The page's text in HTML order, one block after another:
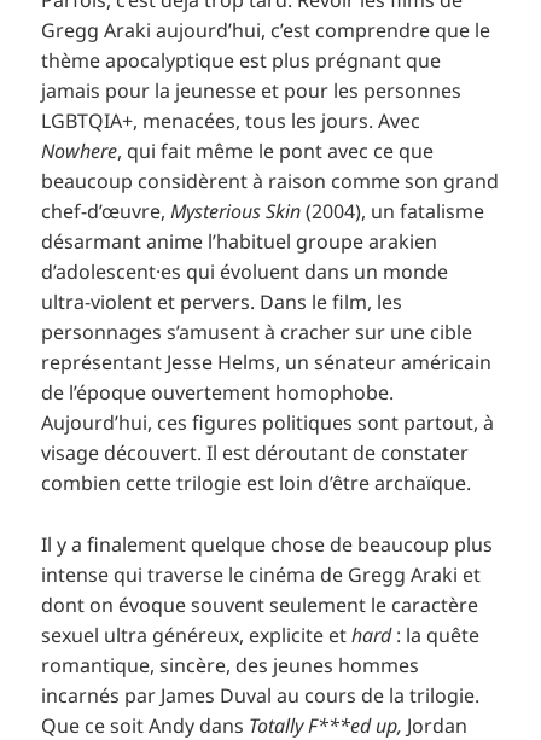
Gregg Araki aujourd’hui, c’est comprendre que le
thème apocalyptique est plus prégnant que
jamais pour la jeunesse et pour les personnes
LGBTQIA+, menacées, tous les jours. Avec
Nowhere, qui fait même le pont avec ce que
beaucoup considèrent à raison comme son grand
chef-d’œuvre,Mysterious Skin(2004), un fatalisme
désarmant anime l’habituel groupe arakien
d’adolescent·es qui évoluent dans un monde
ultra-violent et pervers. Dans le film, les
personnages s’amusent à cracher sur une cible
représentant Jesse Helms, un sénateur américain
de l’époque ouvertement homophobe.
Aujourd’hui, ces figures politiques sont partout, à
visage découvert. Il est déroutant de constater
combien cette trilogie est loin d’être archaïque.
Il y a finalement quelque chose de beaucoup plus
intense qui traverse le cinéma de Gregg Araki et
dont on évoque souvent seulement le caractère
sexuel ultra généreux, explicite ethard: la quête
romantique, sincère, des jeunes hommes
incarnés par James Duval au cours de la trilogie.
Que ce soit Andy dans Totally F***ed up, Jordan